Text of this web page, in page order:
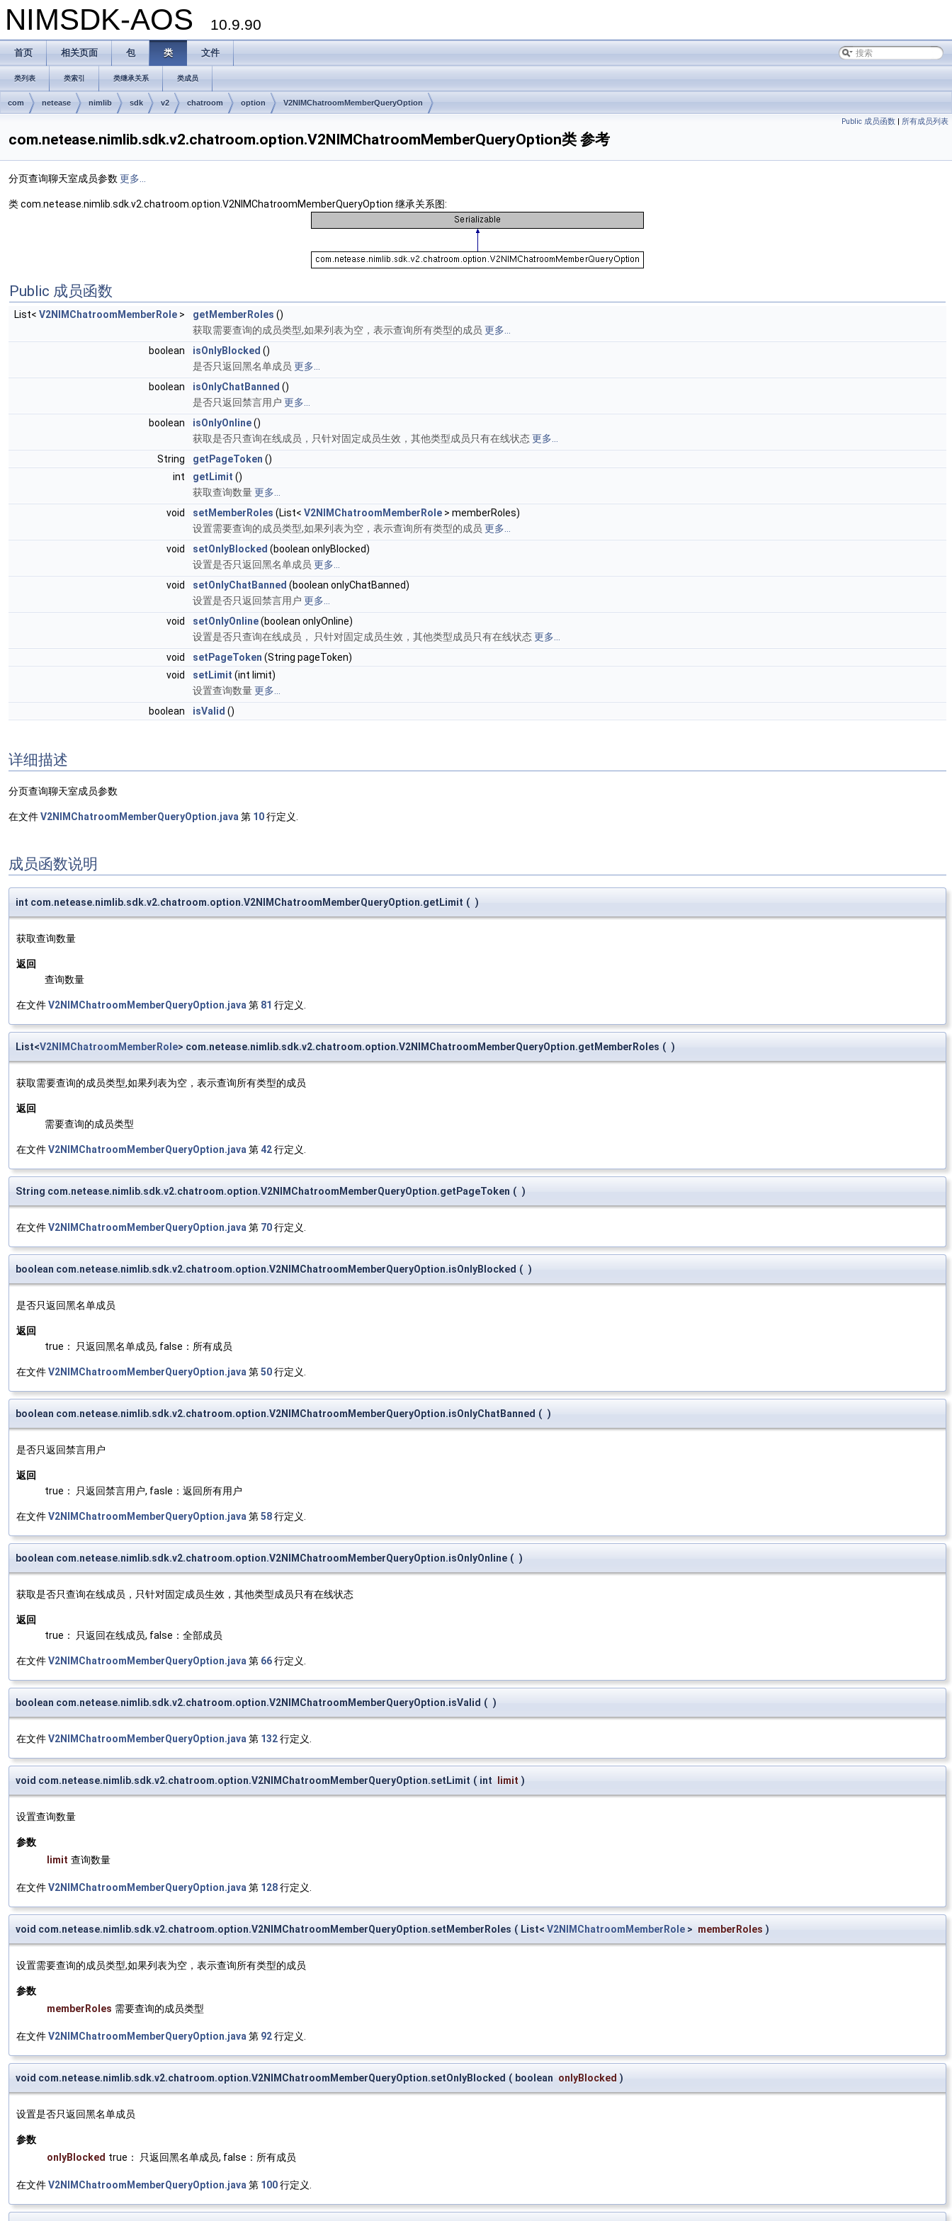
NIMSDK-AOS 10.9.90
首页 相关页面 包 类 文件
类列表 类索引 类继承关系 类成员
com netease nimlib sdk v2 chatroom option V2NIMChatroomMemberQueryOption
Public 成员函数 | 所有成员列表
com.netease.nimlib.sdk.v2.chatroom.option.V2NIMChatroomMemberQueryOption类 参考
分页查询聊天室成员参数 更多...
类 com.netease.nimlib.sdk.v2.chatroom.option.V2NIMChatroomMemberQueryOption 继承关系图:
Public 成员函数
List< V2NIMChatroomMemberRole > getMemberRoles ()
获取需要查询的成员类型,如果列表为空，表示查询所有类型的成员 更多...
boolean
isOnlyBlocked ()
是否只返回黑名单成员 更多...
boolean
isOnlyChatBanned ()
是否只返回禁言用户 更多...
boolean
isOnlyOnline()
获取是否只查询在线成员，只针对固定成员生效，其他类型成员只有在线状态更多...
String
getPageToken ()
int
getLimit ()
获取查询数量更多...
void
setMemberRoles (List< V2NIMChatroomMemberRole > memberRoles)
设置需要查询的成员类型,如果列表为空，表示查询所有类型的成员 更多...
void
setOnlyBlocked (boolean onlyBlocked)
设置是否只返回黑名单成员 更多...
void
setOnlyChatBanned (boolean onlyChatBanned)
设置是否只返回禁言用户 更多...
void
setOnlyOnline(boolean onlyOnline)
设置是否只查询在线成员， 只针对固定成员生效，其他类型成员只有在线状态更多...
void
setPageToken (String pageToken)
void
setLimit (int limit)
设置查询数量更多...
boolean
isValid ()
详细描述
分页查询聊天室成员参数
在文件V2NIMChatroomMemberQueryOption.java 第 10行定义.
成员函数说明
int com.netease.nimlib.sdk.v2.chatroom.option.V2NIMChatroomMemberQueryOption.getLimit ( )
获取查询数量
返回
查询数量
在文件V2NIMChatroomMemberQueryOption.java第 81 行定义.
List<V2NIMChatroomMemberRole> com.netease.nimlib.sdk.v2.chatroom.option.V2NIMChatroomMemberQueryOption.getMemberRoles ( )
获取需要查询的成员类型,如果列表为空，表示查询所有类型的成员
返回
需要查询的成员类型
在文件V2NIMChatroomMemberQueryOption.java第 42行定义.
String com.netease.nimlib.sdk.v2.chatroom.option.V2NIMChatroomMemberQueryOption.getPageToken ( )
在文件V2NIMChatroomMemberQueryOption.java第 70行定义.
boolean com.netease.nimlib.sdk.v2.chatroom.option.V2NIMChatroomMemberQueryOption.isOnlyBlocked ( )
是否只返回黑名单成员
返回
true： 只返回黑名单成员, false：所有成员
在文件V2NIMChatroomMemberQueryOption.java第50行定义.
boolean com.netease.nimlib.sdk.v2.chatroom.option.V2NIMChatroomMemberQueryOption.isOnlyChatBanned ( )
是否只返回禁言用户
返回
true： 只返回禁言用户, fasle：返回所有用户
在文件V2NIMChatroomMemberQueryOption.java第58行定义.
boolean com.netease.nimlib.sdk.v2.chatroom.option.V2NIMChatroomMemberQueryOption.isOnlyOnline ( )
获取是否只查询在线成员，只针对固定成员生效，其他类型成员只有在线状态
返回
true： 只返回在线成员, false：全部成员
在文件V2NIMChatroomMemberQueryOption.java第 66行定义.
boolean com.netease.nimlib.sdk.v2.chatroom.option.V2NIMChatroomMemberQueryOption.isValid ( )
在文件V2NIMChatroomMemberQueryOption.java第 132行定义.
void com.netease.nimlib.sdk.v2.chatroom.option.V2NIMChatroomMemberQueryOption.setLimit ( int limit )
设置查询数量
参数
limit 查询数量
在文件V2NIMChatroomMemberQueryOption.java第 128行定义.
void com.netease.nimlib.sdk.v2.chatroom.option.V2NIMChatroomMemberQueryOption.setMemberRoles ( List< V2NIMChatroomMemberRole > memberRoles )
设置需要查询的成员类型,如果列表为空，表示查询所有类型的成员
参数
memberRoles 需要查询的成员类型
在文件V2NIMChatroomMemberQueryOption.java第 92行定义.
void com.netease.nimlib.sdk.v2.chatroom.option.V2NIMChatroomMemberQueryOption.setOnlyBlocked ( boolean onlyBlocked )
设置是否只返回黑名单成员
参数
onlyBlocked true： 只返回黑名单成员, false：所有成员
在文件V2NIMChatroomMemberQueryOption.java第 100行定义.